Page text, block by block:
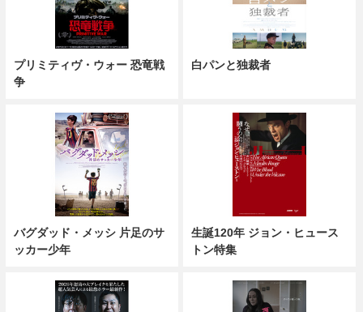
プリミティヴ・ウォー 恐竜戦
争
白パンと独裁者
バグダッド・メッシ 片足のサ
ッカー少年
生誕120年 ジョン・ヒュース
トン特集